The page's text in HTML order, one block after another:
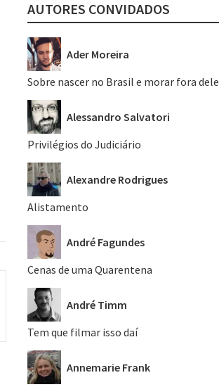
AUTORES CONVIDADOS
Ader Moreira
Sobre nascer no Brasil e morar fora dele
Alessandro Salvatori
Privilégios do Judiciário
Alexandre Rodrigues
Alistamento
André Fagundes
Cenas de uma Quarentena
André Timm
Tem que filmar isso daí
Annemarie Frank